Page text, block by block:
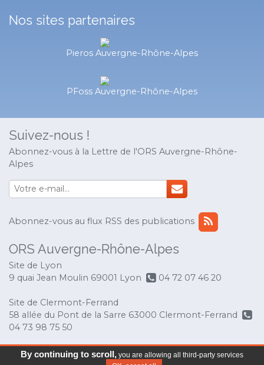
Nos sites partenaires
Pieros Auvergne-Rhône-Alpes
PFoss Auvergne-Rhône-Alpes
Suivez-nous !
Abonnez-vous à la Lettre de l'ORS Auvergne-Rhône-
Alpes
Abonnez-vous au flux RSS des publications
ORS Auvergne-Rhône-Alpes
Site de Lyon
9 quai Jean Moulin 69001 Lyon
04 72 07 46 20
Site de Clermont-Ferrand
58 allée du Pont de la Sarre 63000 Clermont-Ferrand
04 73 98 75 50
© Copyright 2017 ORS Auvergne-Rhône-Alpes-
By continuing to scroll,you are allowing all third-party services